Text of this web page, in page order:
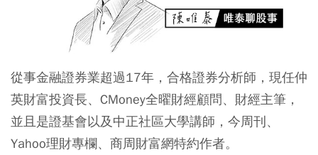
從事金融證券業超過17年，合格證券分析師，現任仲
英財富投資長、CMoney全曜財經顧問、財經主筆，
並且是證基會以及中正社區大學講師，今周刊、
Yahoo理財專欄、商周財富網特約作者。